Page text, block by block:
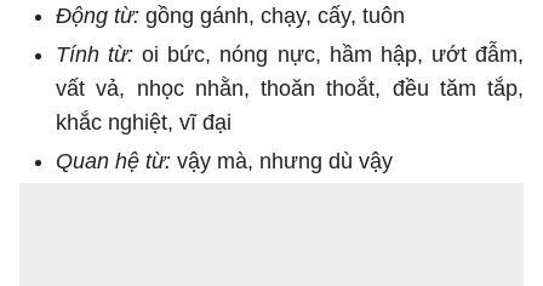
Động từ: gồng gánh, chạy, cấy, tuôn
Tính từ: oi bức, nóng nực, hầm hập, ướt đẫm,
vất vả, nhọc nhằn, thoăn thoắt, đều tăm tắp,
khắc nghiệt, vĩ đại
Quan hệ từ: vậy mà, nhưng dù vậy